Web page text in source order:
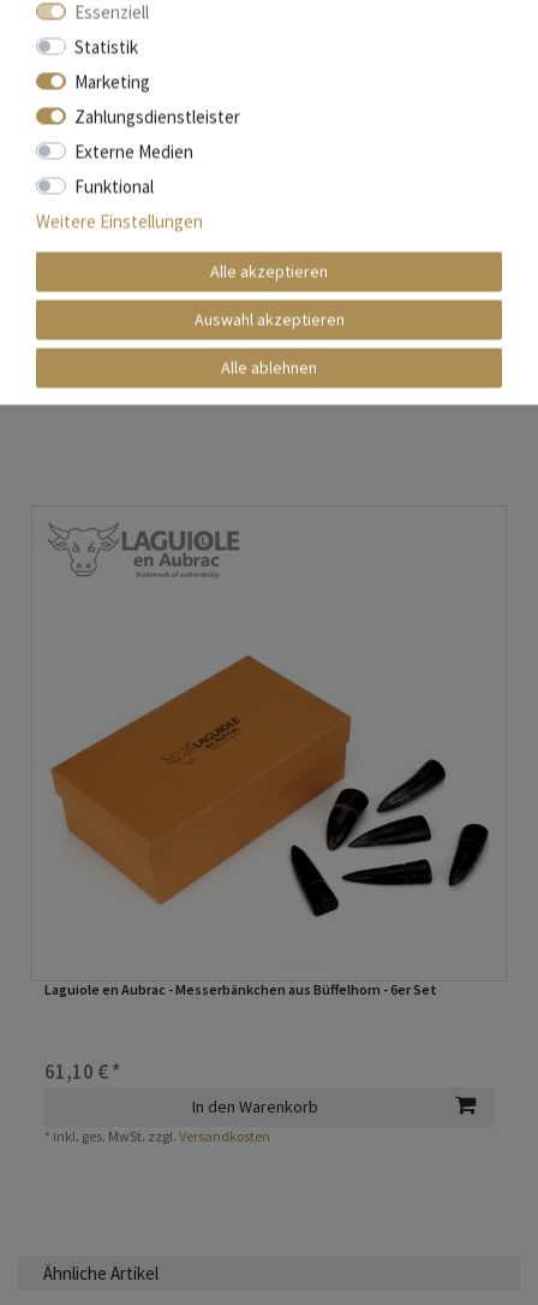
In den Warenkorb
*inkl. ges. MwSt.zzgl.Versandkosten
Laguiole en Aubrac - Messerbänkchen aus Büffelhorn - 6er Set
61,10 € *
In den Warenkorb
* inkl. ges. MwSt. zzgl.Versandkosten
Ähnliche Artikel
Essenziell
Statistik
Marketing
Zahlungsdienstleister
Externe Medien
Funktional
Weitere Einstellungen
Alle akzeptieren
Auswahl akzeptieren
Alle ablehnen